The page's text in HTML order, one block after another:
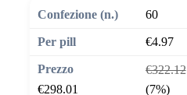
60
€4.97
€322.12
€298.01
(7%)